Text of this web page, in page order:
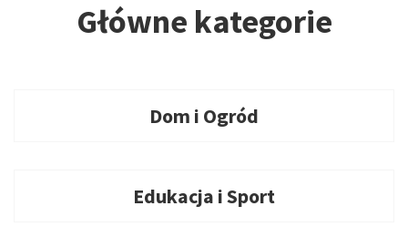
Główne kategorie
Dom i Ogród
Edukacja i Sport